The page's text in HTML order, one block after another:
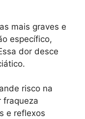
mais graves e
específico,
dor desce
risco na
fraqueza
e reflexos